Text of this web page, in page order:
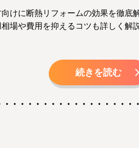
けに断熱リフォームの効果を徹底
場や費用を抑えるコツも詳しく解
続きを読む